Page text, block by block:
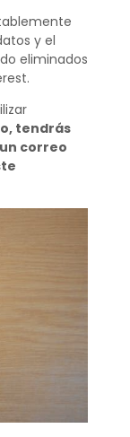
y el
eliminados
tendrás
correo